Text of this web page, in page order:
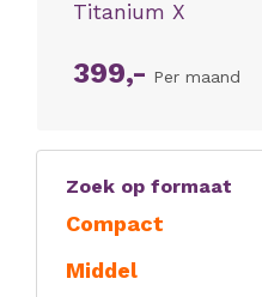
Titanium X
399,- Per maand
Zoek op formaat
Compact
Middel